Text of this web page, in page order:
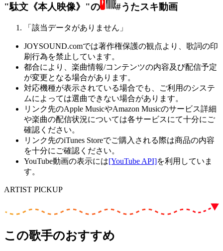
"駄文《本人映像》"の #うたスキ動画
「該当データがありません」
JOYSOUND.comでは著作権保護の観点より、歌詞の印
刷行為を禁止しています。
都合により、楽曲情報/コンテンツの内容及び配信予定
が変更となる場合があります。
対応機種が表示されている場合でも、ご利用のシステ
ムによっては選曲できない場合があります。
リンク先のApple MusicやAmazon Musicのサービス詳細
や楽曲の配信状況については各サービスにて十分にご
確認ください。
リンク先のiTunes Storeでご購入される際は商品の内容
を十分にご確認ください。
YouTube動画の表示には[YouTube API]を利用していま
す。
ARTIST PICKUP
この歌手のおすすめ